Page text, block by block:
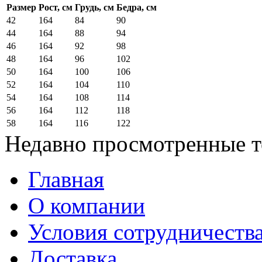
Размер Рост, см Грудь, см Бедра, см
42
164 84
90
44
164 88
94
46
164 92
98
48
164 96
102
50
164 100
106
52
164 104
110
54
164 108
114
56
164 112
118
58
164 116 122
Недавно просмотренные
Главная
О компании
Условия